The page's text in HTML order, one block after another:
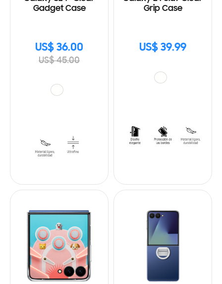
Gadget Case
US$ 36.00
US$ 45.00
Grip Case
US$ 39.99